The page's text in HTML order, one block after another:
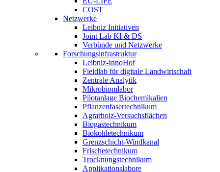
COST
Netzwerke
Leibniz Initiativen
Joint Lab KI & DS
Verbünde und Netzwerke
Forschungsinfrastruktur
Leibniz-InnoHof
Fieldlab für digitale Landwirtschaft
Zentrale Analytik
Mikrobiomlabor
Pilotanlage Biochemikalien
Pflanzenfasertechnikum
Agrarholz-Versuchsflächen
Biogastechnikum
Biokohletechnikum
Grenzschicht-Windkanal
Frischetechnikum
Trocknungstechnikum
Applikationslabore